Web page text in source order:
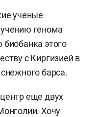
ученые
генома
этого
с Киргизией в
барса.
еще двух
Хочу